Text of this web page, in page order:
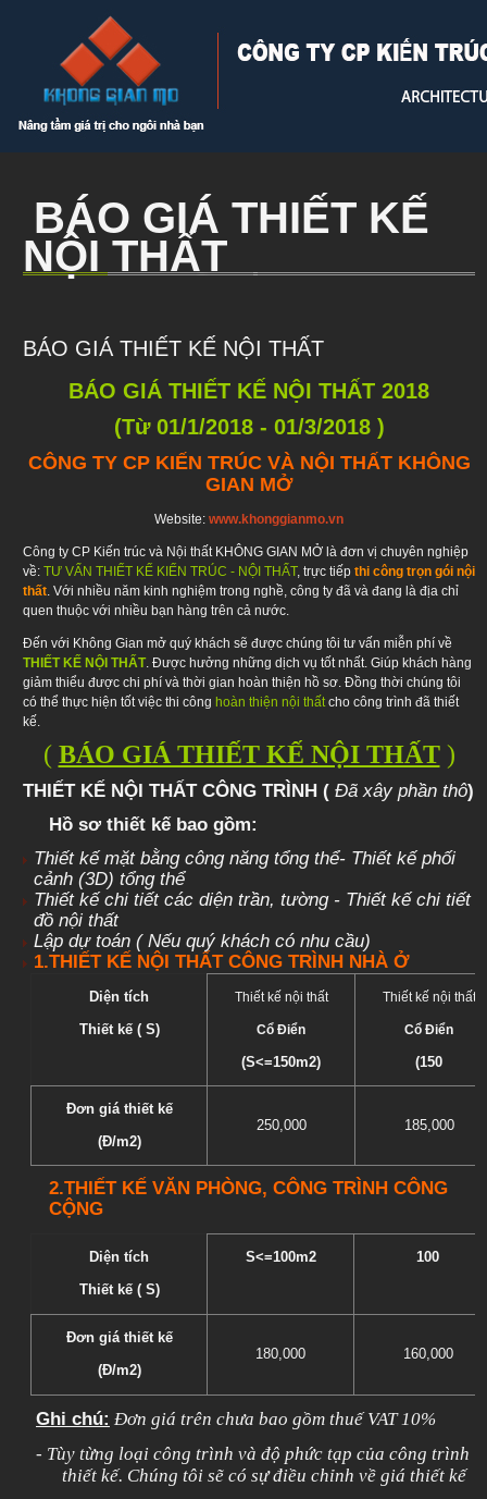
BÁO GIÁ THIẾT KẾ
NỘI THẤT
BÁO GIÁ THIẾT KẾ NỘI THẤT
BÁO GIÁ THIẾT KẾ NỘI THẤT 2018
(Từ 01/1/2018 - 01/3/2018 )
CÔNG TY CP KIẾN TRÚC VÀ NỘI THẤT KHÔNG
GIAN MỞ
Website: www.khonggianmo.vn
Công ty CP Kiến trúc và Nội thất KHÔNG GIAN MỞ là đơn vị chuyên nghiệp
về: TƯ VẤN THIẾT KẾ KIẾN TRÚC - NỘI THẤT, trực tiếp thi công trọn gói nội
thất. Với nhiều năm kinh nghiệm trong nghề, công ty đã và đang là địa chỉ
quen thuộc với nhiều bạn hàng trên cả nước.
Đến với Không Gian mở quý khách sẽ được chúng tôi tư vấn miễn phí về
THIẾT KẾ NỘI THẤT. Được hưởng những dịch vụ tốt nhất. Giúp khách hàng
giảm thiểu được chi phí và thời gian hoàn thiện hồ sơ. Đồng thời chúng tôi
có thể thực hiện tốt việc thi công hoàn thiện nội thấtcho công trình đã thiết
kế.
( BÁO GIÁ THIẾT KẾ NỘI THẤT)
THIẾT KẾ NỘI THẤT CÔNG TRÌNH ( Đã xây phần thô)
Hồ sơ thiết kế bao gồm:
Thiết kế mặt bằng công năng tổng thể- Thiết kế phối
cảnh (3D) tổng thể
Thiết kế chi tiết các diện trần, tường - Thiết kế chi tiết
đồ nội thất
Lập dự toán ( Nếu quý khách có nhu cầu)
1.THIẾT KẾ NỘI THẤT CÔNG TRÌNH NHÀ Ở
Diện tích
Thiết kế ( S)
Thiết kế nội thất
Cổ Điển
(S<=150m2)
Thiết kế nội thất
Cổ Điển
(150
Đơn giá thiết kế
(Đ/m2)
250,000 185,000
2.THIẾT KẾ VĂN PHÒNG, CÔNG TRÌNH CÔNG
CỘNG
Diện tích
Thiết kế ( S)
S<=100m2 100
Đơn giá thiết kế
(Đ/m2)
180,000 160,000
Ghi chú: Đơn giá trên chưa bao gồm thuế VAT 10%
- Tùy từng loại công trình và độ phức tạp của công trình
thiết kế. Chúng tôi sẽ có sự điều chỉnh về giá thiết kế